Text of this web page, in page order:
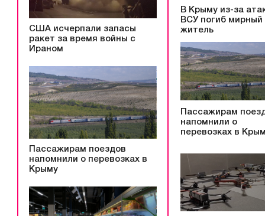
США исчерпали запасы
ракет за время войны с
Ираном
Пассажирам поездов
напомнили о перевозках в
Крыму
В Крыму из-за
ВСУ погиб мирный
житель
Пассажирам
напомнили о
перевозках в